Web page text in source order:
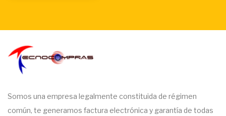
Somos una empresa legalmente constituida de régimen
común, te generamos factura electrónica y garantía de todas